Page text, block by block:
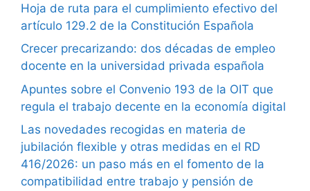
Hoja de ruta para el cumplimiento efectivo del
artículo 129.2 de la Constitución Española
Crecer precarizando: dos décadas de empleo
docente en la universidad privada española
Apuntes sobre el Convenio 193 de la OIT que
regula el trabajo decente en la economía digital
Las novedades recogidas en materia de
jubilación flexible y otras medidas en el RD
416/2026: un paso más en el fomento de la
compatibilidad entre trabajo y pensión de